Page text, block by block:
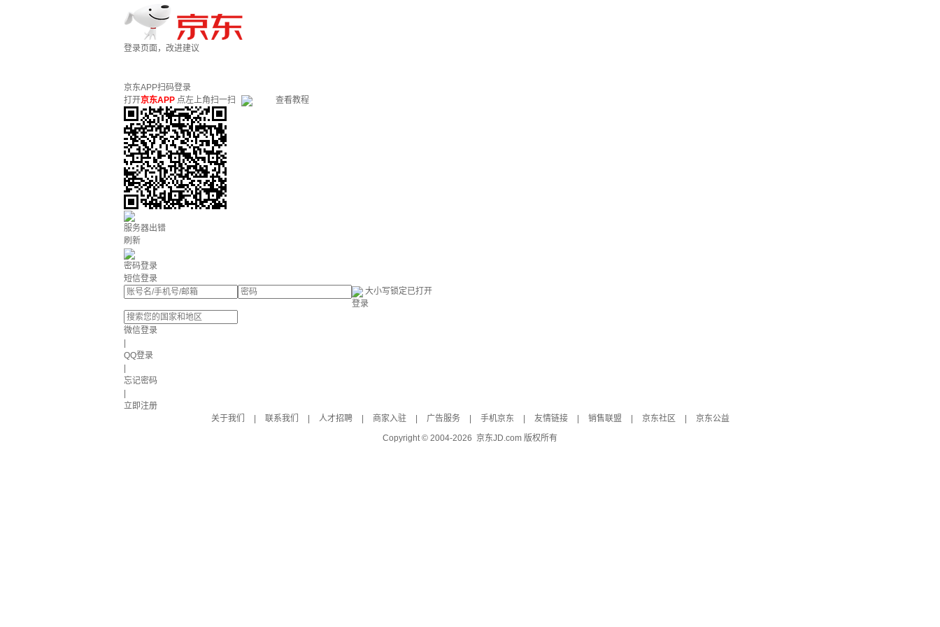
登录页面，改进建议
京东APP扫码登录
打开京东APP 点左上角扫一扫 查看教程
服务器出错
刷新
密码登录
短信登录
大小写锁定已打开
登录
微信登录
QQ登录
忘记密码
立即注册
关于我们
联系我们 人才招聘 商家入驻 广告服务 手机京东 友情链接 销售联盟 京东社区
京东公益
Copyright © 2004-2026 京东JD.com 版权所有